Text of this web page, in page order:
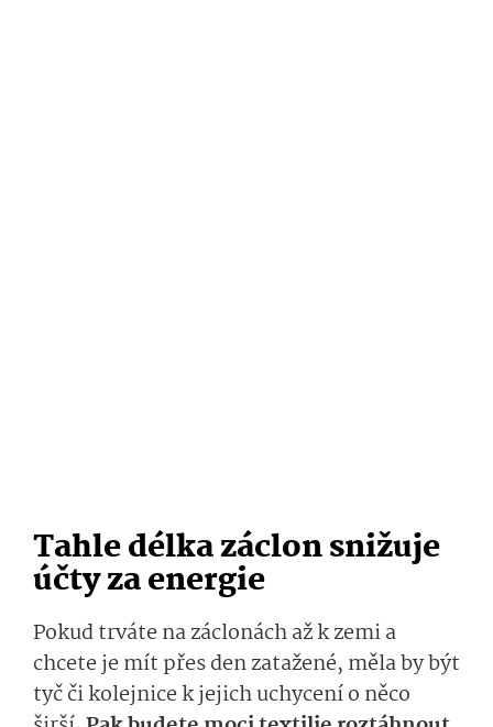
Tahle délka záclon snižuje
účty za energie
Pokud trváte na záclonách až k zemi a
chcete je mít přes den zatažené, měla by být
tyč či kolejnice k jejich uchycení o něco